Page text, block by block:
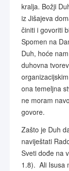
kralja. Božji
iz Jišajeva
činiti i govoriti
Spomen na
Duh, hoće
duhovna
ona temeljna
ne moram
govore.
Zašto je Duh
naviještati
Sveti dođe na
1.8). Ali Isusa